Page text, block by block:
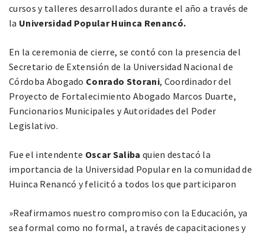
cursos y talleres desarrollados durante el año a través de
la Universidad Popular Huinca Renancó.
En la ceremonia de cierre, se contó con la presencia del
Secretario de Extensión de la Universidad Nacional de
Córdoba Abogado Conrado Storani, Coordinador del
Proyecto de Fortalecimiento Abogado Marcos Duarte,
Funcionarios Municipales y Autoridades del Poder
Legislativo.
Fue el intendente Oscar Saliba quien destacó la
importancia de la Universidad Popular en la comunidad de
Huinca Renancó y felicitó a todos los que participaron
​»Reafirmamos nuestro compromiso con la Educación, ya
sea formal como no formal, a través de capacitaciones y